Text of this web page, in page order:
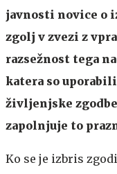
javnosti novice o
zgolj v zvezi z
razsežnost tega
katera so
življenjske
zapolnjuje to
Ko se je izbris